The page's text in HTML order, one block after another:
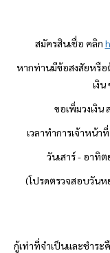
สมัครสินเชื่อ คลิก
หากท่านมีข้อสงสัยหรือ
เงิ
ขอเพิ่มวงเงิน
เวลาทำการเจ้าหน้าที่
วันเสาร์ - อาทิ
(โปรดตรวจสอบวันห
กู้เท่าที่จำเป็นและชำระ